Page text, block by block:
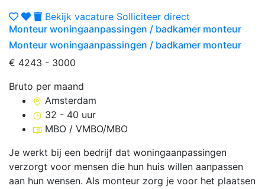
Bekijk vacature Solliciteer direct
Monteur woningaanpassingen / badkamer monteur
Monteur woningaanpassingen / badkamer monteur
€ 4243 - 3000
Bruto per maand
Amsterdam
32 - 40 uur
MBO / VMBO/MBO
Je werkt bij een bedrijf dat woningaanpassingen
verzorgt voor mensen die hun huis willen aanpassen
aan hun wensen. Als monteur zorg je voor het plaatsen